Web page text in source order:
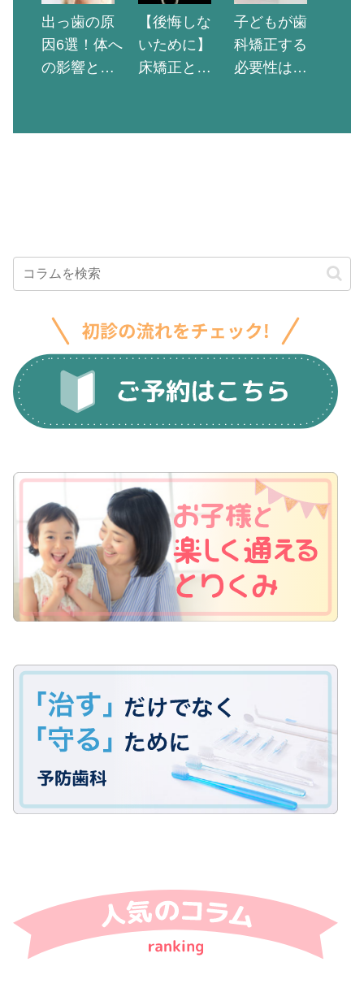
出っ歯の原
因6選！体へ
の影響と治
なら歯科医
【後悔しな
いために】
床矯正と
る5つのデメ
子どもが歯
科矯正する
必要性はあ
ろう前に始